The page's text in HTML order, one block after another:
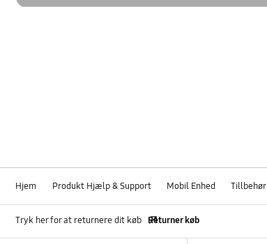
Hjem Produkt Hjælp & Support Mobil Enhed Tillbehør
Tryk her for at returnere dit køb Returner køb